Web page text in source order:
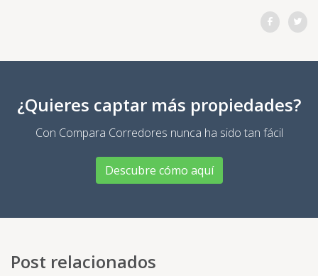
¿Quieres captar más propiedades?
Con Compara Corredores nunca ha sido tan fácil
Descubre cómo aquí
Post relacionados